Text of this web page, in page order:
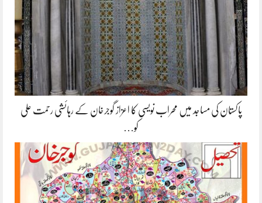
پاکستان کی مساجد میں محراب نویسی کا اعزاز گوجرخان کے رہائشی رحمت علی
کو…